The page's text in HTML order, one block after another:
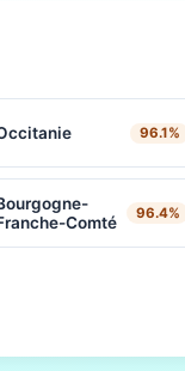
96.1%
Comté
96.4%